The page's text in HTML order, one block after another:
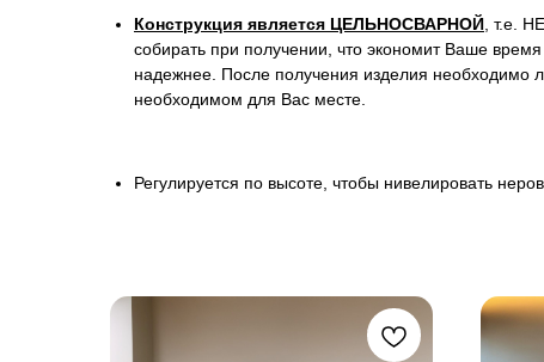
Конструкция является ЦЕЛЬНОСВАРНОЙ , т.е.
собирать при получении, что экономит Ваше
надежнее. После получения изделия необходимо
необходимом для Вас месте.
Регулируется по высоте, чтобы нивелировать